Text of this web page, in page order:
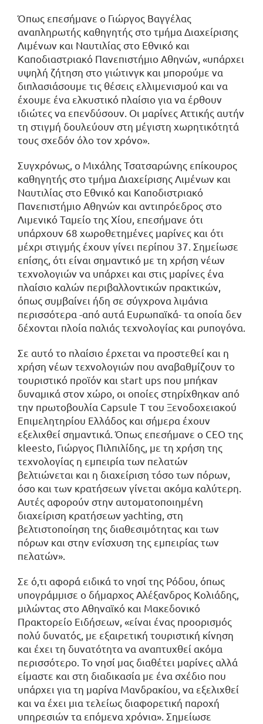
Όπως επεσήμανε ο Γιώργος Βαγγέλας
αναπληρωτής καθηγητής στο τμήμα Διαχείρισης
Λιμένων και Ναυτιλίας στο Εθνικό και
Καποδιαστριακό Πανεπιστήμιο Αθηνών, «υπάρχει
υψηλή ζήτηση στο γιώτινγκ και μπορούμε να
διπλασιάσουμε τις θέσεις ελλιμενισμού και να
έχουμε ένα ελκυστικό πλαίσιο για να έρθουν
ιδιώτες να επενδύσουν. Οι μαρίνες Αττικής αυτήν
τη στιγμή δουλεύουν στη μέγιστη χωρητικότητά
τους σχεδόν όλο τον χρόνο».
Συγχρόνως, ο Μιχάλης Τσατσαρώνης επίκουρος
καθηγητής στο τμήμα Διαχείρισης Λιμένων και
Ναυτιλίας στο Εθνικό και Καποδιστριακό
Πανεπιστήμιο Αθηνών και αντιπρόεδρος στο
Λιμενικό Ταμείο της Χίου, επεσήμανε ότι
υπάρχουν 68 χωροθετημένες μαρίνες και ότι
μέχρι στιγμής έχουν γίνει περίπου 37. Σημείωσε
επίσης, ότι είναι σημαντικό με τη χρήση νέων
τεχνολογιών να υπάρχει και στις μαρίνες ένα
πλαίσιο καλών περιβαλλοντικών πρακτικών,
όπως συμβαίνει ήδη σε σύγχρονα λιμάνια
περισσότερα -από αυτά Ευρωπαϊκά- τα οποία δεν
δέχονται πλοία παλιάς τεχνολογίας και ρυπογόνα.
Σε αυτό το πλαίσιο έρχεται να προστεθεί και η
χρήση νέων τεχνολογιών που αναβαθμίζουν το
τουριστικό προϊόν και start ups που μπήκαν
δυναμικά στον χώρο, οι οποίες στηρίχθηκαν από
την πρωτοβουλία Capsule T του Ξενοδοχειακού
Επιμελητηρίου Ελλάδος και σήμερα έχουν
εξελιχθεί σημαντικά. Όπως επεσήμανε ο CEO της
kleesto, Γιώργος Πιλπιλίδης, με τη χρήση της
τεχνολογίας η εμπειρία των πελατών
βελτιώνεται και η διαχείριση τόσο των πόρων,
όσο και των κρατήσεων γίνεται ακόμα καλύτερη.
Αυτές αφορούν στην αυτοματοποιημένη
διαχείριση κρατήσεων yachting, στη
βελτιστοποίηση της διαθεσιμότητας και των
πόρων και στην ενίσχυση της εμπειρίας των
πελατών».
Σε ό,τι αφορά ειδικά το νησί της Ρόδου, όπως
υπογράμμισε ο δήμαρχος Αλέξανδρος Κολιάδης,
μιλώντας στο Αθηναϊκό και Μακεδονικό
Πρακτορείο Ειδήσεων, «είναι ένας προορισμός
πολύ δυνατός, με εξαιρετική τουριστική κίνηση
και έχει τη δυνατότητα να αναπτυχθεί ακόμα
περισσότερο. Το νησί μας διαθέτει μαρίνες αλλά
είμαστε και στη διαδικασία με ένα σχέδιο που
υπάρχει για τη μαρίνα Μανδρακίου, να εξελιχθεί
και να έχει μια τελείως διαφορετική παροχή
υπηρεσιών τα επόμενα χρόνια». Σημείωσε